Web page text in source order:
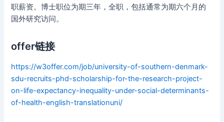
职薪资。博士职位为期三年，全职，包括通常为期六个月的
国外研究访问。
offer链接
https://w3offer.com/job/university-of-southern-denmark-
sdu-recruits-phd-scholarship-for-the-research-project-
on-life-expectancy-inequality-under-social-determinants-
of-health-english-translationuni/